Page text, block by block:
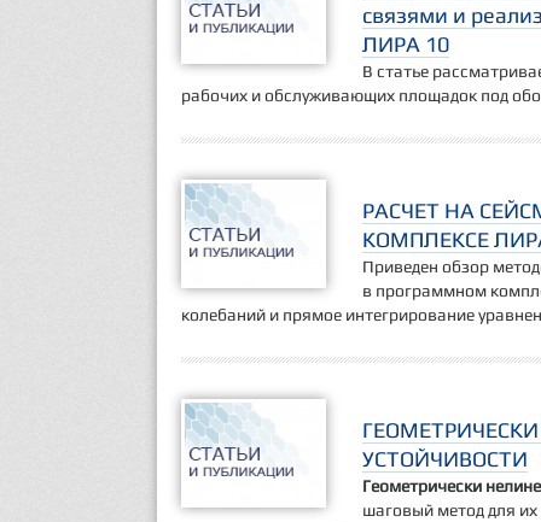
связями и
ЛИРА 10
В статье
рабочих и обслуживающих площадок под
РАСЧЕТ НА
КОМПЛЕКСЕ
Приведен обзор
в программном
колебаний и прямое интегрирование
УСТОЙЧИВОСТИ
Геометрически
шаговый метод для